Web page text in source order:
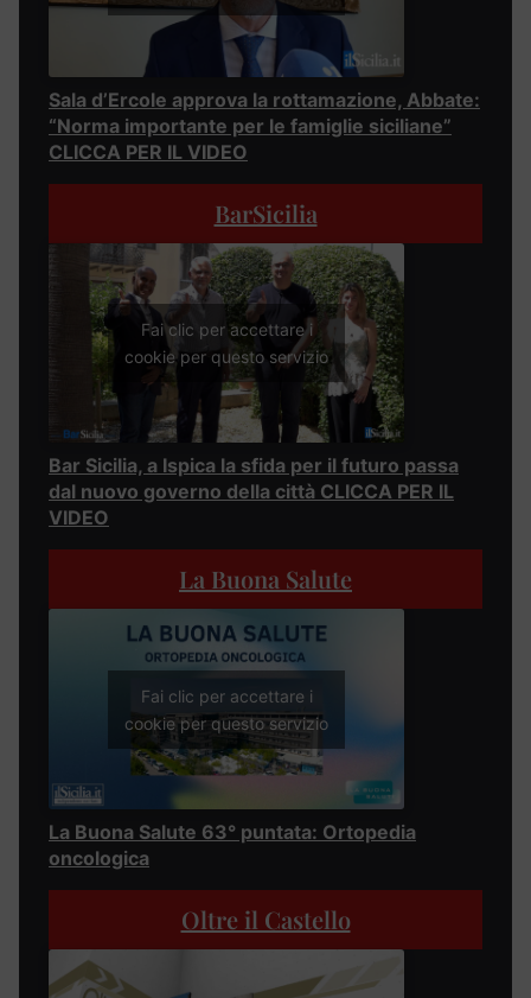
Sala d’Ercole approva la rottamazione, Abbate:
“Norma importante per le famiglie siciliane”
CLICCA PER IL VIDEO
BarSicilia
Fai clic per accettare i
cookie per questo servizio
Bar Sicilia, a Ispica la sfida per il futuro passa
dal nuovo governo della città CLICCA PER IL
VIDEO
La Buona Salute
Fai clic per accettare i
cookie per questo servizio
La Buona Salute 63° puntata: Ortopedia
oncologica
Oltre il Castello